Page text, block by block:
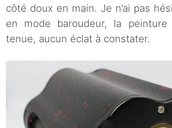
côté doux en main. Je n’ai pas
en mode baroudeur, la
tenue, aucun éclat à constater.